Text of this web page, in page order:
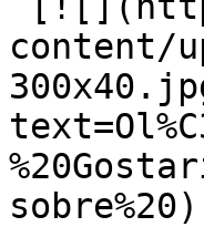
content/
sobre%20)